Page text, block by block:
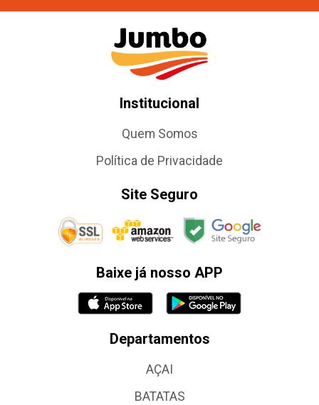
Institucional
Quem Somos
Política de Privacidade
Site Seguro
Baixe já nosso APP
Departamentos
AÇAI
BATATAS